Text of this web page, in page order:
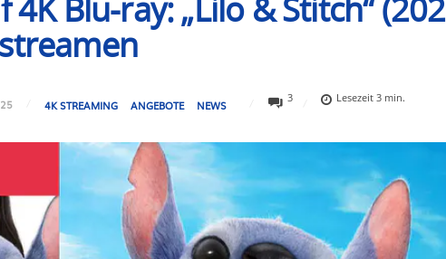
4K Blu-ray: „Lilo & Stitch“
4K STREAMING ANGEBOTE NEWS
3 Lesezeit3 min.